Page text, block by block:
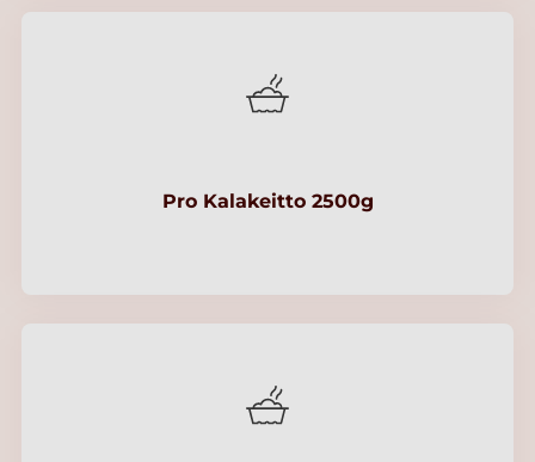
Pro Kalakeitto 2500g